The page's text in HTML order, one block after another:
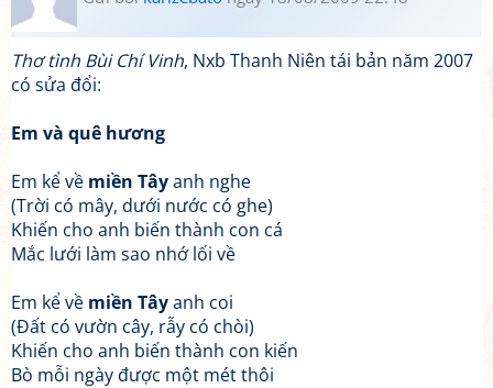
Thơ tình Bùi Chí Vinh, Nxb Thanh Niên tái bản năm 2007
có sửa đổi:
Em và quê hương
Em kể về miền Tâyanh nghe
(Trời có mây, dưới nước có ghe)
Khiến cho anh biến thành con cá
Mắc lưới làm sao nhớ lối về
Em kể về miền Tâyanh coi
(Đất có vườn cây, rẫy có chòi)
Khiến cho anh biến thành con kiến
Bò mỗi ngày được một mét thôi